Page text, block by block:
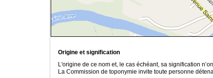
Origine et signification
L'origine de ce nom et, le cas échéant, sa signification
La Commission de toponymie invite toute personne